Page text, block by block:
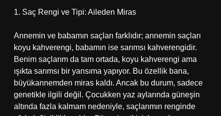
1. Saç Rengi ve Tipi: Aileden Miras
Annemin ve babamın saçları farklıdır; annemin saçları
koyu kahverengi, babamın ise sarımsı kahverengidir.
Benim saçlarım da tam ortada, koyu kahverengi ama
ışıkta sarımsı bir yansıma yapıyor. Bu özellik bana,
büyükannemden miras kaldı. Ancak bu durum, sadece
genetikle ilgili değil. Çocukken yaz aylarında güneşin
altında fazla kalmam nedeniyle, saçlarımın renginde